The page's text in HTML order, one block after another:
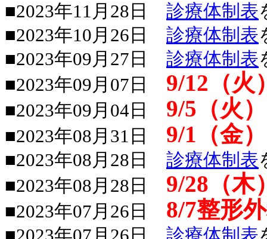
■2023年11月28日 診療体制表
■2023年10月26日 診療体制表
■2023年09月27日 診療体制表
■2023年09月07日 9/12（火
■2023年09月04日 9/5（火
■2023年08月31日 9/1（金
■2023年08月28日 診療体制表
■2023年08月28日 9/28（木
■2023年07月26日 8/7整形